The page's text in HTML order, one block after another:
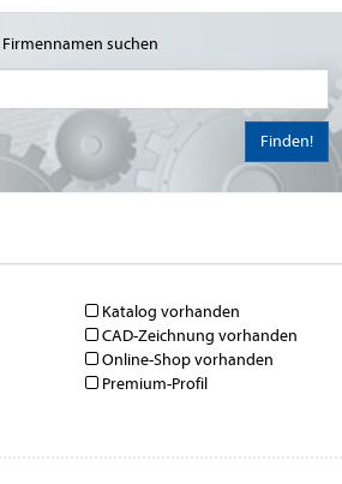
Firmennamen suchen
Finden!
Katalog vorhanden
CAD-Zeichnung vorhanden
Online-Shop vorhanden
Premium-Profil